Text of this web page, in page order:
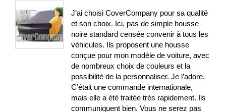
J’ai choisi CoverCompany pour sa qualité
et son choix. Ici, pas de simple housse
noire standard censée convenir à tous les
véhicules. Ils proposent une housse
conçue pour mon modèle de voiture, avec
de nombreux choix de couleurs et la
possibilité de la personnaliser. Je l’adore.
C’était une commande internationale,
mais elle a été traitée très rapidement. Ils
communiquent bien. Vous ne serez pas